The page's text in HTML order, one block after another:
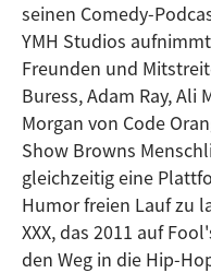
seinen Comedy-
YMH Studios
Freunden und
Buress, Adam Ray, Ali
Morgan von Code
Show Browns
gleichzeitig eine
Humor freien Lauf zu
XXX, das 2011 auf
den Weg in die Hip-